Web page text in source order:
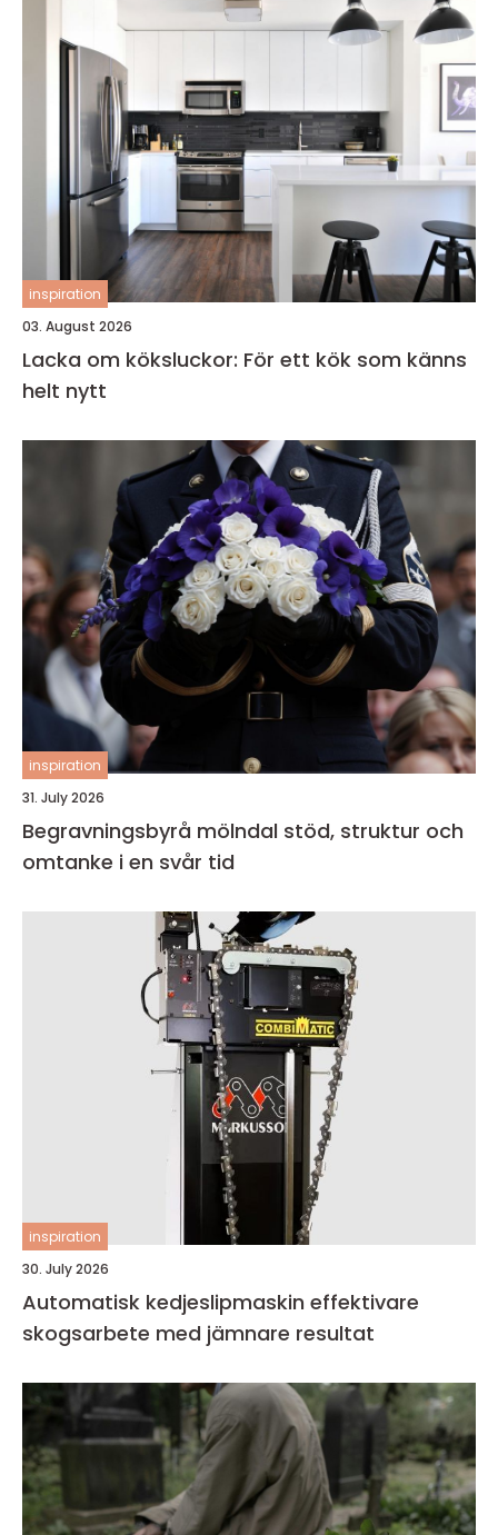
inspiration
03. August 2026
Lacka om köksluckor: För ett kök som känns
helt nytt
inspiration
31. July 2026
Begravningsbyrå mölndal stöd, struktur och
omtanke i en svår tid
inspiration
30. July 2026
Automatisk kedjeslipmaskin effektivare
skogsarbete med jämnare resultat